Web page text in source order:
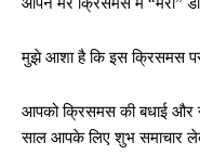
मुझे आशा है कि इस क्रिसमस
आपको क्रिसमस की बधाई और
साल आपके लिए शुभ समाचार